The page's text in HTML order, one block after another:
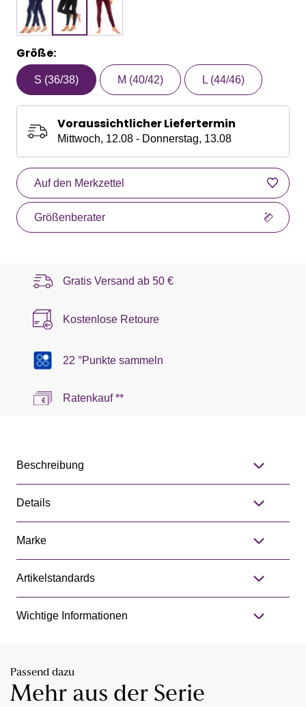
Größe:
S (36/38) M (40/42) L (44/46)
Voraussichtlicher Liefertermin
Mittwoch, 12.08 - Donnerstag, 13.08
Auf den Merkzettel
Größenberater
Gratis Versand ab 50 €
Kostenlose Retoure
22 °Punkte sammeln
Ratenkauf **
Beschreibung
Details
Marke
Artikelstandards
Wichtige Informationen
Passend dazu
Mehr aus der Serie